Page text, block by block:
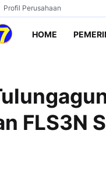
Profil Perusahaan
HOME
FLS3N